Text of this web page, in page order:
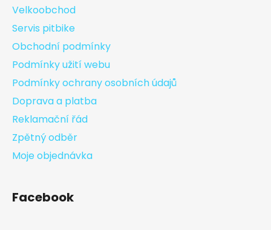
Velkoobchod
Servis pitbike
Obchodní podmínky
Podmínky užití webu
Podmínky ochrany osobních údajů
Doprava a platba
Reklamační řád
Zpětný odběr
Moje objednávka
Facebook